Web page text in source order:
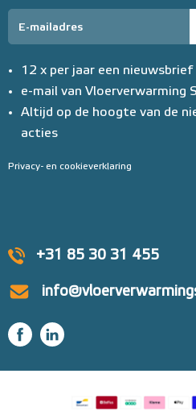
+31 85 30 31 455
12 x per jaar een nieuwsbrief
e-mail van Vloerverwarming
Altijd op de hoogte van de
acties
Privacy- en cookieverklaring